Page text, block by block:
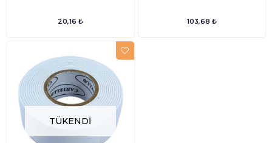
20,16 ₺ 103,68 ₺
TÜKENDI